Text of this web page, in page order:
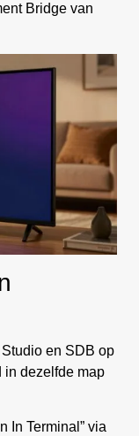
Bridge van
en SDB op
in dezelfde map
In Terminal” via